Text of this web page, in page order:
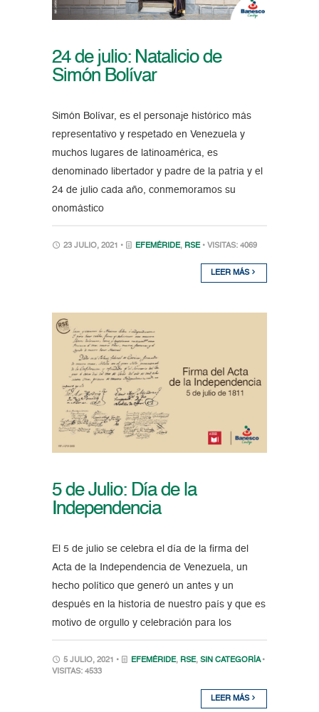
24 de julio: Natalicio de
Simón Bolívar
Simón Bolívar, es el personaje histórico más
representativo y respetado en Venezuela y
muchos lugares de latinoamérica, es
denominado libertador y padre de la patria y el
24 de julio cada año, conmemoramos su
onomástico
23 JULIO, 2021 • EFEMÉRIDE, RSE • VISITAS: 4069
LEER MÁS
5 de Julio: Día de la
Independencia
El 5 de julio se celebra el día de la firma del
Acta de la Independencia de Venezuela, un
hecho político que generó un antes y un
después en la historia de nuestro país y que es
motivo de orgullo y celebración para los
5 JULIO, 2021 • EFEMÉRIDE, RSE, SIN CATEGORÍA •
VISITAS: 4533
LEER MÁS